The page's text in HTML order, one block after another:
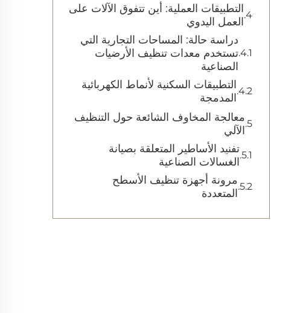
التطبيقات العملية: أين تتفوق الآلات على
العمل اليدوي
دراسة حالة: المساحات التجارية التي
تستخدم معدات تنظيف الأرضيات
الصناعية
التطبيقات السكنية لأنماط الكهربائية
المدمجة
معالجة المخاوف الشائعة حول التنظيف
الآلي
تفنيد الأساطير المتعلقة بصيانة
الغسالات الصناعية
مرونة أجهزة تنظيف الأسطح
المتعددة